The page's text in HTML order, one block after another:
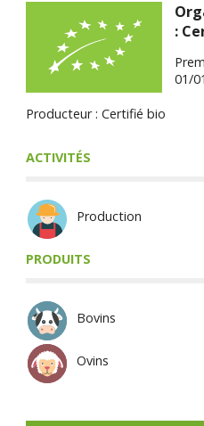
:
01/01
Producteur : Certifié bio
ACTIVITÉS
Production
PRODUITS
Bovins
Ovins